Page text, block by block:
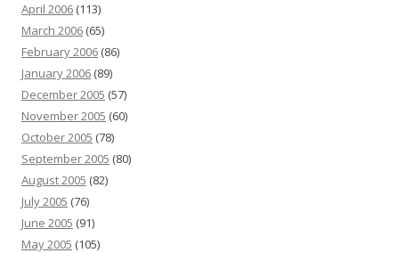
April 2006 (113)
March 2006 (65)
February 2006 (86)
January 2006 (89)
December 2005 (57)
November 2005 (60)
October 2005 (78)
September 2005 (80)
August 2005 (82)
July 2005 (76)
June 2005 (91)
May 2005 (105)